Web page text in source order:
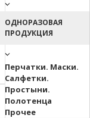
ОДНОРАЗОВАЯ
ПРОДУКЦИЯ
Перчатки. Маски.
Салфетки.
Простыни.
Полотенца
Прочее